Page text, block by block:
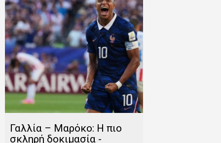
Γαλλία – Μαρόκο: Η πιο
σκληρή δοκιμασία -